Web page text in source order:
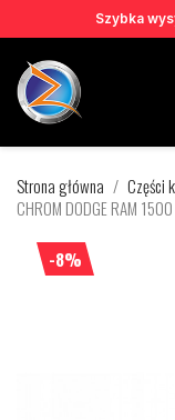
Szybka
Strona główna Części
CHROM DODGE RAM
-8%